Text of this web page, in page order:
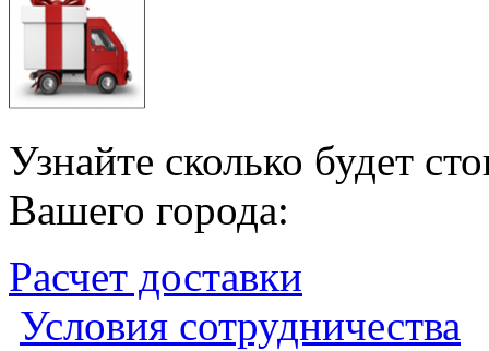
Узнайте сколько будет
Вашего города:
Расчет доставки
Условия сотрудничества